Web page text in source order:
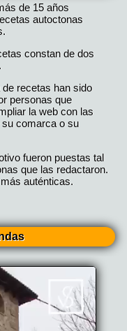
de 15 años
autoctonas
constan de dos
recetas han sido
personas que
la web con las
su comarca o su
fueron puestas tal
que las redactaron.
auténticas.